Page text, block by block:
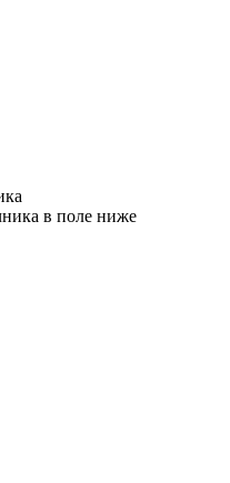
в поле ниже